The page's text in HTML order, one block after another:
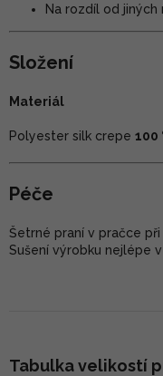
Na rozdíl od jiných
Složení
Materiál
Polyester silk crepe 100
Péče
Šetrné praní v pračce při
Sušení výrobku nejlépe
Tabulka velikostí